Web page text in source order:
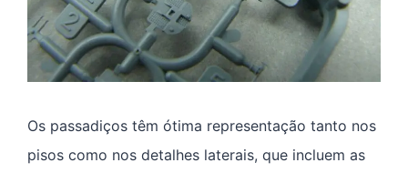
Os passadiços têm ótima representação tanto nos
pisos como nos detalhes laterais, que incluem as